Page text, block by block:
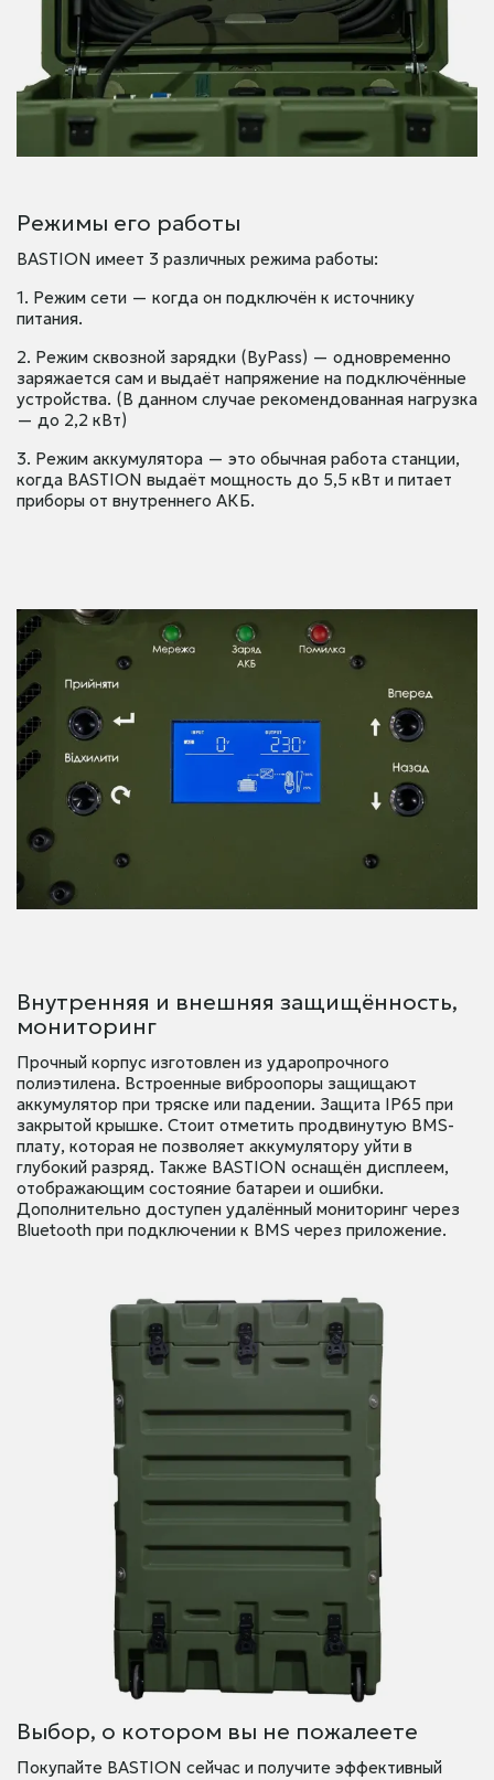
Режимы его работы
BASTION имеет 3 различных режима работы:
1. Режим сети — когда он подключён к источнику
питания.
2. Режим сквозной зарядки (ByPass) — одновременно
заряжается сам и выдаёт напряжение на подключённые
устройства. (В данном случае рекомендованная нагрузка
— до 2,2 кВт)
3. Режим аккумулятора — это обычная работа станции,
когда BASTION выдаёт мощность до 5,5 кВт и питает
приборы от внутреннего АКБ.
Внутренняя и внешняя защищённость,
мониторинг
Прочный корпус изготовлен из ударопрочного
полиэтилена. Встроенные виброопоры защищают
аккумулятор при тряске или падении. Защита IP65 при
закрытой крышке. Стоит отметить продвинутую BMS-
плату, которая не позволяет аккумулятору уйти в
глубокий разряд. Также BASTION оснащён дисплеем,
отображающим состояние батареи и ошибки.
Дополнительно доступен удалённый мониторинг через
Bluetooth при подключении к BMS через приложение.
Выбор, о котором вы не пожалеете
Покупайте BASTION сейчас и получите эффективный